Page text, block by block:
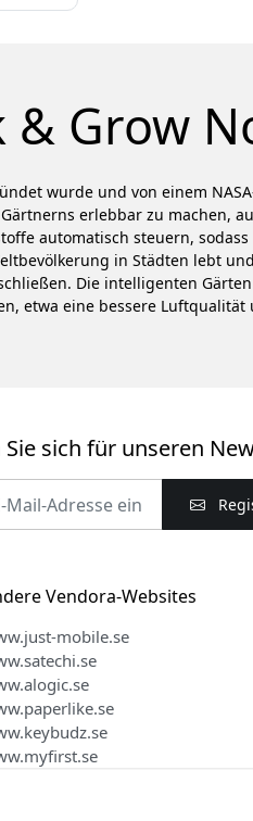
& Grow
wurde und von einem
erlebbar zu machen,
automatisch steuern,
in Städten lebt
Die intelligenten
etwa eine bessere
Sie sich für unseren
Vendora-Websites
mobile.se